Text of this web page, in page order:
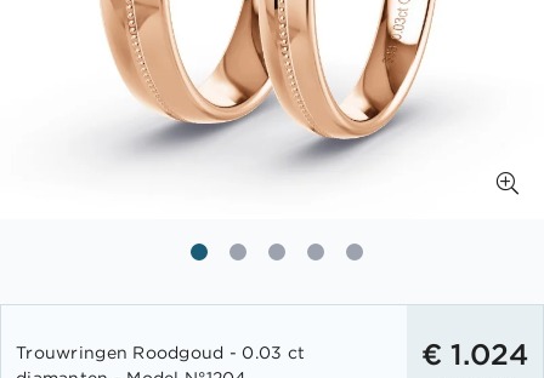
het
Trouwringen Roodgoud - 0.03 ct
€ 1.024